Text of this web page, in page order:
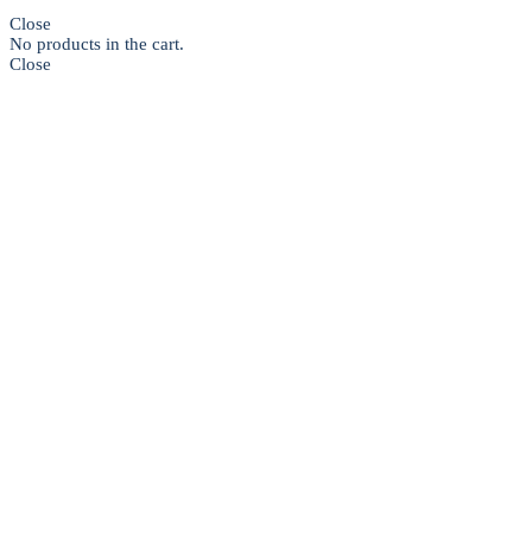
Close
No products in the cart.
Close